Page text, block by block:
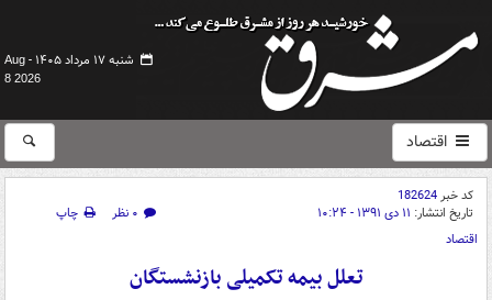
شنبه ۱۷ مرداد ۱۴۰۵ -
Aug
8 2026
اقتصاد
کد خبر182624
تاریخ انتشار: ۱۱ دی ۱۳۹۱ - ۱۰:۲۴ ۰ نظر
چاپ
اقتصاد
تعلل بیمه تکمیلی بازنشستگان